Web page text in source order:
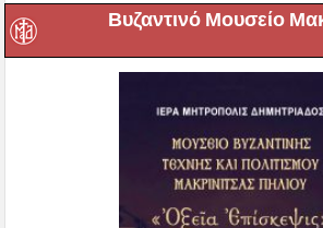
Βυζαντινό Μουσείο